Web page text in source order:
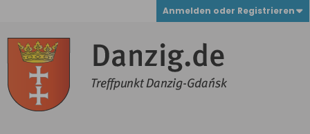
Anmelden oder Registrieren